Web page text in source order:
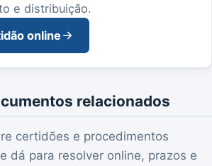
e distribuição.
online
relacionados
certidões e procedimentos
dá para resolver online, prazos e